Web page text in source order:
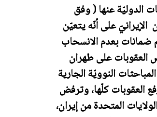
الدوليّة عنها ( وفق
250 من أعضاء البرلمان الإيرانيّ على أنّه يتعيّن
ضمانات بعدم الانسحاب
العقوبات على طهران
النوويّة الجارية
العقوبات كلّها، وترفض
المتحدة من إيران،